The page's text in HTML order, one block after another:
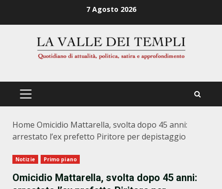
7 Agosto 2026
PRIMÄRES
Home Omicidio Mattarella, svolta dopo 45 anni:
arrestato l’ex prefetto Piritore per depistaggio
Notizie Primo piano
Omicidio Mattarella, svolta dopo 45 anni: